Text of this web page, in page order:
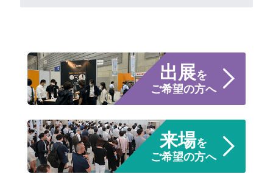
出展を
ご希望の方へ
来場を
ご希望の方へ